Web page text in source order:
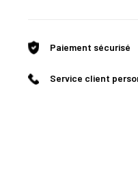
Paiement sécurisé
Service client